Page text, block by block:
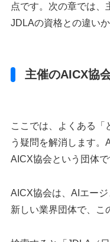
点です。次の章では、
JDLAの資格との違い
主催のAICX協
ここでは、よくある「
う疑問を解消します。
AICX協会という団体で
AICX協会は、AIエー
新しい業界団体で、こ